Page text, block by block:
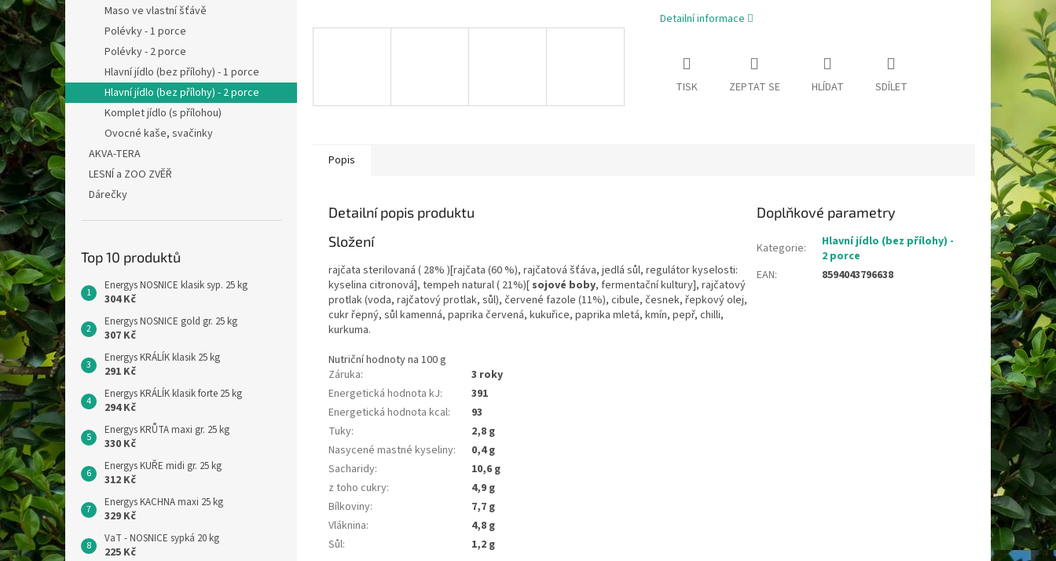
Maso ve vlastní šťávě
Polévky - 1 porce
Polévky - 2 porce
Hlavní jídlo (bez přílohy) - 1 porce
Hlavní jídlo (bez přílohy) - 2 porce
Komplet jídlo (s přílohou)
Ovocné kaše, svačinky
AKVA-TERA
LESNÍ a ZOO ZVĚŘ
Dárečky
Top 10 produktů
Energys NOSNICE klasik syp. 25 kg
304 Kč
Energys NOSNICE gold gr. 25 kg
307 Kč
Energys KRÁLÍK klasik 25 kg
291 Kč
Energys KRÁLÍK klasik forte 25 kg
294 Kč
Energys KRŮTA maxi gr. 25 kg
330 Kč
Energys KUŘE midi gr. 25 kg
312 Kč
Energys KACHNA maxi 25 kg
329 Kč
VaT - NOSNICE sypká 20 kg
225 Kč
Detailní informace
TISK ZEPTAT SE HLÍDAT SDÍLET
Popis
Detailní popis produktu
Složení
rajčata sterilovaná ( 28% )[rajčata (60 %), rajčatová šťáva, jedlá sůl, regulátor kyselosti:
kyselina citronová], tempeh natural ( 21%)[ sojové boby, fermentační kultury], rajčatový
protlak (voda, rajčatový protlak, sůl), červené fazole (11%), cibule, česnek, řepkový olej,
cukr řepný, sůl kamenná, paprika červená, kukuřice, paprika mletá, kmín, pepř, chilli,
kurkuma.
Nutriční hodnoty na 100 g
Záruka:
3 roky
Energetická hodnota kJ:
391
Energetická hodnota kcal:
93
Tuky:
2,8 g
Nasycené mastné kyseliny:
0,4 g
Sacharidy:
10,6 g
z toho cukry:
4,9 g
Bílkoviny:
7,7 g
Vláknina:
4,8 g
Sůl: 1,2 g
Doplňkové parametry
Kategorie:
Hlavní jídlo (bez přílohy) -
2 porce
EAN: 8594043796638